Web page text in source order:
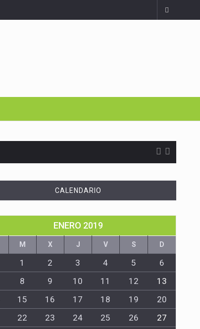
CALENDARIO
ENERO 2019
M X J V S D
1 2 3 4 5
6
8 9 10 11 12
13
15 16 17 18 19
20
22 23 24 25 26
27